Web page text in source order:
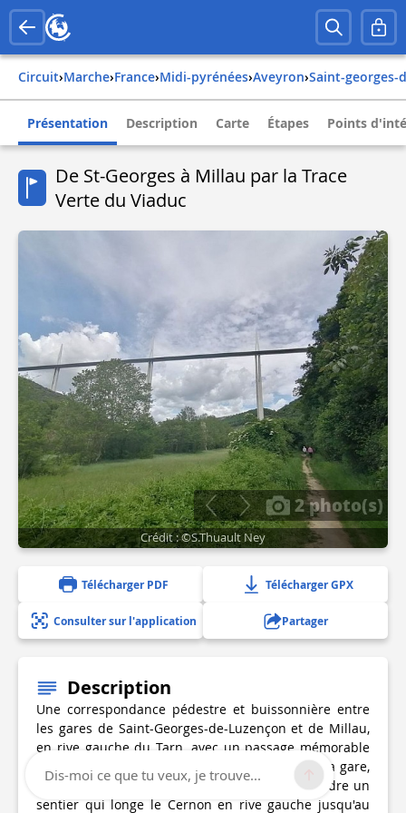
Circuit› Marche› france› midi-pyrénées› aveyron› saint-
Présentation Description Carte Étapes Points
De St-Georges à Millau par la Trace
Verte du Viaduc
2 photo(s)
Crédit : ©S.Thuault Ney
Télécharger PDF Télécharger GPX
Consulter sur l'application Partager
Description
Une correspondance pédestre et buissonnière entre
les gares de Saint-Georges-de-Luzençon et de Millau,
en rive gauche du Tarn, avec un passage mémorable
en contrebas du célèbre viaduc à haubansDe la gare,
prendre de petits escaliers en face pour rejoindre un
sentier qui longe le Cernon en rive gauche jusqu'au
Dis-moi ce que tu veux, je trouve...